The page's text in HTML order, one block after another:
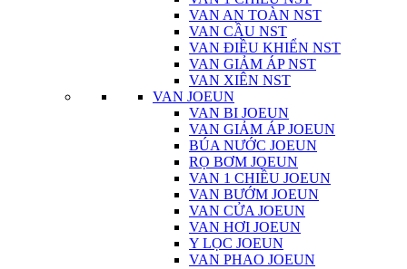
VAN AN TOÀN NST
VAN CẦU NST
VAN ĐIỀU KHIỂN NST
VAN GIẢM ÁP NST
VAN XIÊN NST
VAN JOEUN
VAN BI JOEUN
VAN GIẢM ÁP JOEUN
BÚA NƯỚC JOEUN
RỌ BƠM JOEUN
VAN 1 CHIỀU JOEUN
VAN BƯỚM JOEUN
VAN CỬA JOEUN
VAN HƠI JOEUN
Y LỌC JOEUN
VAN PHAO JOEUN